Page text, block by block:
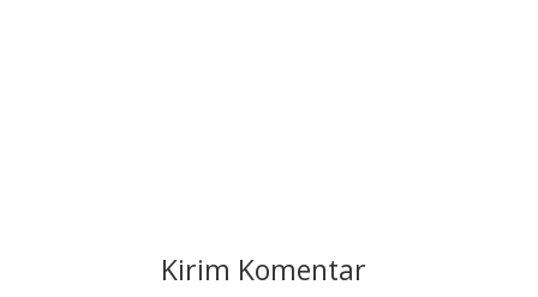
Kirim Komentar